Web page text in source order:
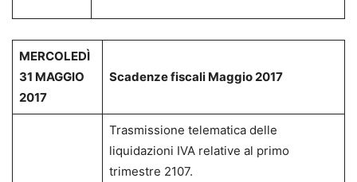
MERCOLEDÌ
31 MAGGIO
2017
Scadenze fiscali Maggio 2017
Trasmissione telematica delle
liquidazioni IVA relative al primo
trimestre 2107.